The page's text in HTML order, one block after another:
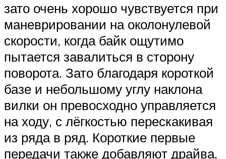
зато очень хорошо чувствуется при
маневрировании на околонулевой
скорости, когда байк ощутимо
пытается завалиться в сторону
поворота. Зато благодаря короткой
базе и небольшому углу наклона
вилки он превосходно управляется
на ходу, с лёгкостью перескакивая
из ряда в ряд. Короткие первые
передачи также добавляют драйва,